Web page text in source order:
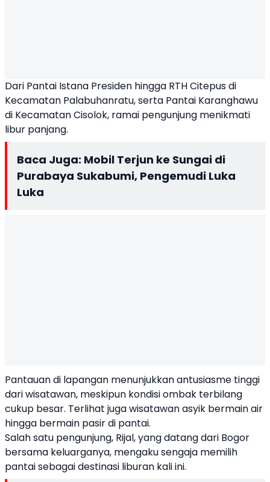
Dari Pantai Istana Presiden hingga RTH Citepus di
Kecamatan Palabuhanratu, serta Pantai Karanghawu
di Kecamatan Cisolok, ramai pengunjung menikmati
libur panjang.
Baca Juga: Mobil Terjun ke Sungai di
Purabaya Sukabumi, Pengemudi Luka
Luka
Pantauan di lapangan menunjukkan antusiasme tinggi
dari wisatawan, meskipun kondisi ombak terbilang
cukup besar. Terlihat juga wisatawan asyik bermain air
hingga bermain pasir di pantai.
Salah satu pengunjung, Rijal, yang datang dari Bogor
bersama keluarganya, mengaku sengaja memilih
pantai sebagai destinasi liburan kali ini.